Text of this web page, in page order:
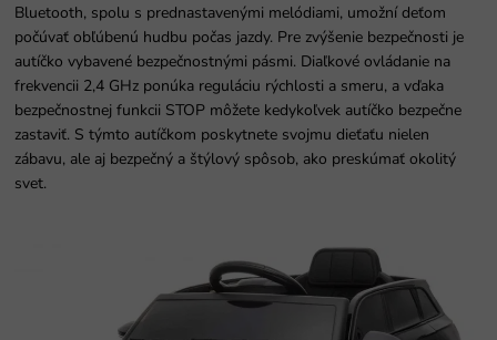
Bluetooth, spolu s prednastavenými melódiami, umožní deťom
počúvať obľúbenú hudbu počas jazdy. Pre zvýšenie bezpečnosti je
autíčko vybavené bezpečnostnými pásmi. Diaľkové ovládanie na
frekvencii 2,4 GHz ponúka reguláciu rýchlosti a smeru, a vďaka
bezpečnostnej funkcii STOP môžete kedykoľvek autíčko bezpečne
zastaviť. S týmto autíčkom poskytnete svojmu dieťaťu nielen
zábavu, ale aj bezpečný a štýlový spôsob, ako preskúmať okolitý
svet.